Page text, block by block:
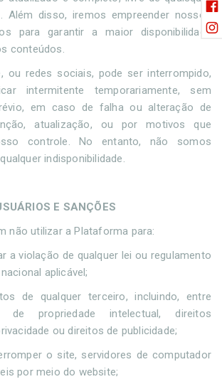
Além disso, iremos empreender nossos
para garantir a maior disponibilidade
conteúdos.
ou redes sociais, pode ser interrompido,
intermitente temporariamente, sem
em caso de falha ou alteração de
atualização, ou por motivos que
controle. No entanto, não somos
indisponibilidade.
E SANÇÕES
não utilizar a Plataforma para:
a violação de qualquer lei ou regulamento
aplicável;
de qualquer terceiro, incluindo, entre
de propriedade intelectual, direitos
ou direitos de publicidade;
o site, servidores de computador
por meio do website;